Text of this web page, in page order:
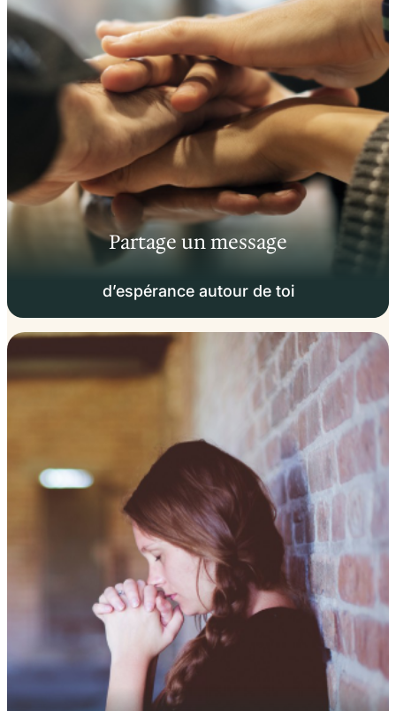
Partage un message
d’espérance autour de toi